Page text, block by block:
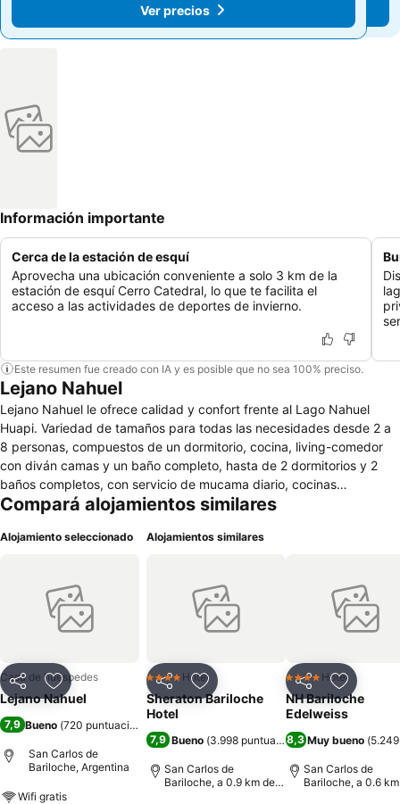
Ver precios
Ver precios
Información importante
Cerca de la estación de esquí
Aprovecha una ubicación conveniente a solo 3 km de la
estación de esquí Cerro Catedral, lo que te facilita el
acceso a las actividades de deportes de invierno.
Este resumen fue creado con IA y es posible que no sea 100% preciso.
Lejano Nahuel
Lejano Nahuel le ofrece calidad y confort frente al Lago Nahuel
Huapi. Variedad de tamaños para todas las necesidades desde 2 a
8 personas, compuestos de un dormitorio, cocina, living-comedor
con diván camas y un baño completo, hasta de 2 dormitorios y 2
baños completos, con servicio de mucama diario, cocinas
totalmente instaladas, baños con bañeras y duchas, calefacción por
una, quincho cerrado y calefaccionado para 20 personas, bajada al
cabañas.
Compará alojamientos similares
Alojamiento seleccionado
CompartirAñadir a favoritos
Casa de huéspedes
Lejano Nahuel
7,9 Bueno (720 puntuaciones
San Carlos de
Bariloche, Argentina
Wifi gratis
Alojamientos similares
CompartirAñadir a favoritos
4 EstrellasHotel
Sheraton Bariloche
Hotel
7,9 Bueno (3.998 puntuaciones)
San Carlos de
Bariloche, a 0.9 km de:
CompartirAñadir
4 EstrellasHotel
NH Bariloche
Edelweiss
8,3 Muy bueno (
San Carlos de
Bariloche, a 0.6